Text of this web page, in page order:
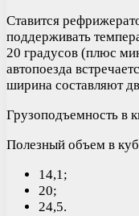
Ставится
поддерживать
20 градусов (плюс
автопоезда
ширина составляют
Грузоподъемность в
Полезный объем в
14,1;
20;
24,5.